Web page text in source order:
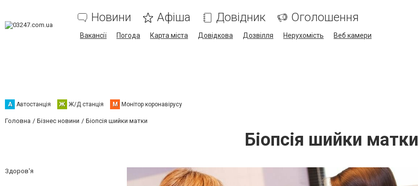
Новини Афіша Довідник Оголошення
Вакансії Погода Карта міста Довідкова Дозвілля Нерухомість Веб камери
А Автостанція Ж Ж/Д станція М Монітор коронавірусу
Головна Бізнес новини Біопсія шийки матки
Біопсія шийки матки
Здоров'я